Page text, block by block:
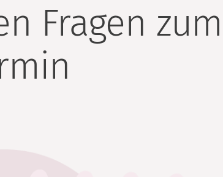
Fragen zum